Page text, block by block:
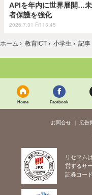
APIを年内に世界展開…
者保護を強化
2026.7.31 Fri 13:45
ホーム › 教育ICT › 小学生 › 記事
Home Facebook
お問合せ 広告
リセマム
営するサ
証券コー